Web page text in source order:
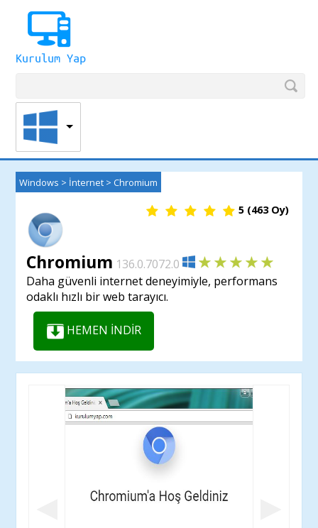
Windows > İnternet > Chromium
5(463Oy)
Chromium 136.0.7072.0
Daha güvenli internet deneyimiyle, performans
odaklı hızlı bir web tarayıcı.
HEMEN İNDİR